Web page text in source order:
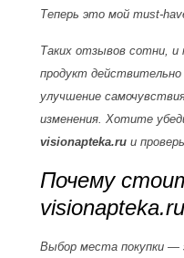
Теперь это мой must-
Таких отзывов сотни,
продукт
улучшение
изменения. Хотите
visionapteka.ru и
Почему
Выбор места покупки —